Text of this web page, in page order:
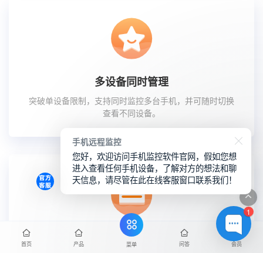
多设备同时管理
突破单设备限制，支持同时监控多台手机，并可随时切换
查看不同设备。
媒体文件查看与导出
首页 产品 菜单 问答 会员
1
手机远程监控
您好，欢迎访问手机监控软件官网，假如您想
进入查看任何手机设备，了解对方的想法和聊
天信息，请尽管在此在线客服窗口联系我们！